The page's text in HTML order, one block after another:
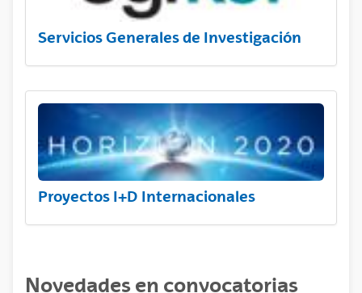
Servicios Generales de Investigación
Proyectos I+D Internacionales
Novedades en convocatorias